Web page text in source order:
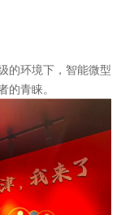
的环境下，智能微型
青睐。